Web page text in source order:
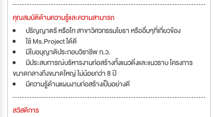
คุณสมบัติด้านความรู้และความสามารถ
ปริญญาตรี หรือโท สาขาวิศวกรรมโยธา หรืออื่นๆที่เกี่ยวข้อง
ใช้ Ms.Project ได้ดี
มีใบอนุญาติประกอบวิชาชีพ ก.ว.
มีประสบการณ์บริหารงานก่อสร้างทั้งแนวดิ่งและแนวราบ โครงการ
ขนาดกลางถึงขนาดใหญ่ ไม่น้อยกว่า 8 ปี
มีความรู้ด้านแผนงานก่อสร้างเป็นอย่างดี
สวัสดิการ